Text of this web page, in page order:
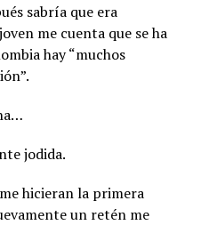
sabría que era
me cuenta que se ha
hay “muchos
jodida.
hicieran la primera
un retén me